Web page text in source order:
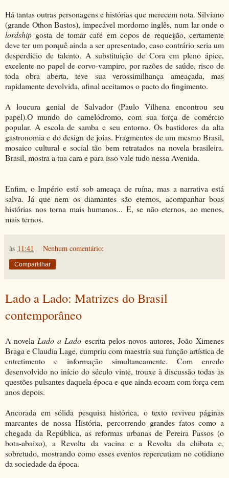
Há tantas outras personagens e histórias que merecem nota. Silviano
(grande Othon Bastos), impecável mordomo inglês, num lar onde o
lordship gosta de tomar café em copos de requeijão, certamente
deve ter um porquê ainda a ser apresentado, caso contrário seria um
desperdício de talento. A substituição de Cora em pleno ápice,
excelente no papel de corvo-vampiro, por razões de saúde, risco de
toda obra aberta, teve sua verossimilhança ameaçada, mas
rapidamente devolvida, afinal aceitamos o pacto do fingimento.
A loucura genial de Salvador (Paulo Vilhena encontrou seu
papel).O mundo do camelódromo, com sua força de comércio
popular. A escola de samba e seu entorno. Os bastidores da alta
gastronomia e do design de joias. Fragmentos de um mesmo Brasil,
mosaico cultural e social tão bem retratados na novela brasileira.
Brasil, mostra a tua cara e para isso vale tudo nessa Avenida.
Enfim, o Império está sob ameaça de ruína, mas a narrativa está
salva. Já que nem os diamantes são eternos, acompanhar boas
histórias nos torna mais humanos... E, se não eternos, ao menos,
mais ternos.
às 11:41 Nenhum comentário:
Compartilhar
Lado a Lado: Matrizes do Brasil
contemporâneo
A novelaLado a Lado escrita pelos novos autores, João Ximenes
Braga e Claudia Lage, cumpriu com maestria sua função artística de
entretimento e informação simultaneamente. Com enredo
desenvolvido no início do século vinte, trouxe à discussão todas as
questões pulsantes daquela época e que ainda ecoam com força cem
anos depois.
Ancorada em sólida pesquisa histórica, o texto reviveu páginas
marcantes de nossa História, percorrendo grandes fatos como a
chegada da República, as reformas urbanas de Pereira Passos (o
bota-abaixo), a Revolta da vacina e a Revolta da chibata e,
sobretudo, mostrando como esses eventos repercutiam no cotidiano
da sociedade da época.